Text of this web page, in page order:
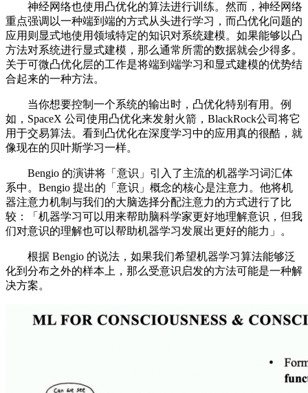
神经网络也使用凸优化的算法进行训练。然而，神经网络
重点强调以一种端到端的方式从头进行学习，而凸优化问题的
应用则显式地使用领域特定的知识对系统建模。如果能够以凸
方法对系统进行显式建模，那么通常所需的数据就会少得多。
关于可微凸优化层的工作是将端到端学习和显式建模的优势结
合起来的一种方法。
当你想要控制一个系统的输出时，凸优化特别有用。例
如，SpaceX 公司使用凸优化来发射火箭，BlackRock公司将它
用于交易算法。看到凸优化在深度学习中的应用真的很酷，就
像现在的贝叶斯学习一样。
Bengio 的演讲将「意识」引入了主流的机器学习词汇体
系中。Bengio 提出的「意识」概念的核心是注意力。他将机
器注意力机制与我们的大脑选择分配注意力的方式进行了比
较：「机器学习可以用来帮助脑科学家更好地理解意识，但我
们对意识的理解也可以帮助机器学习发展出更好的能力」。
根据 Bengio 的说法，如果我们希望机器学习算法能够泛
化到分布之外的样本上，那么受意识启发的方法可能是一种解
决方案。